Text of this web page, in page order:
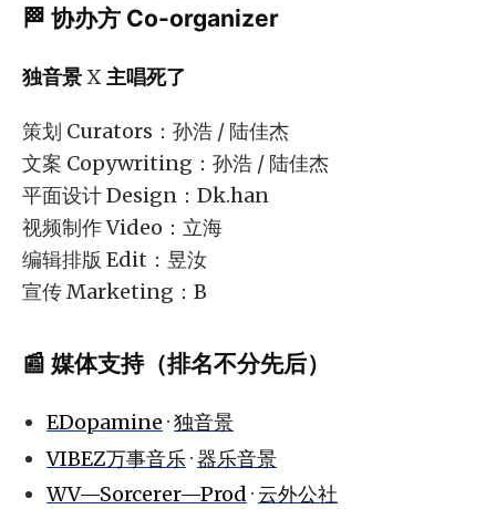
🏁 协办方 Co-organizer
独音景X主唱死了
策划 Curators：孙浩 / 陆佳杰
文案 Copywriting：孙浩 / 陆佳杰
平面设计 Design：Dk.han
视频制作 Video：立海
编辑排版 Edit：昱汝
宣传 Marketing：B
📰 媒体支持（排名不分先后）
EDopamine ·独音景
VIBEZ万事音乐·器乐音景
WV—Sorcerer—Prod · 云外公社